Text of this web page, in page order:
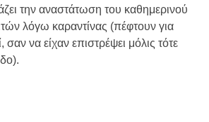
την αναστάτωση του καθημερινού
λόγω καραντίνας (πέφτουν για
να είχαν επιστρέψει μόλις τότε